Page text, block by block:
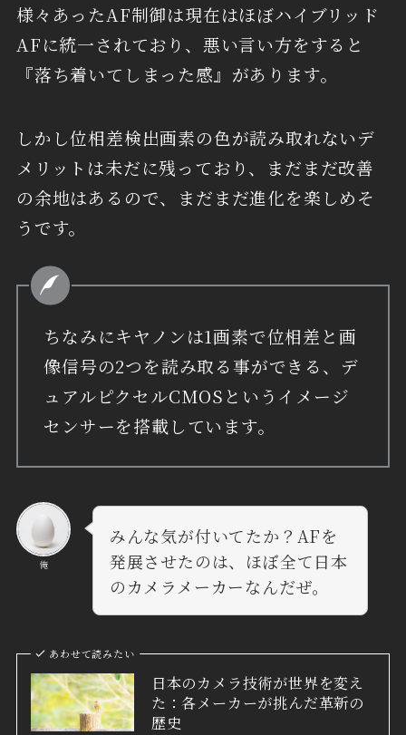
様々あったAF制御は現在はほぼハイブリッド
AFに統一されており、悪い言い方をすると
『落ち着いてしまった感』があります。
しかし位相差検出画素の色が読み取れないデ
メリットは未だに残っており、まだまだ改善
の余地はあるので、まだまだ進化を楽しめそ
うです。
ちなみにキヤノンは1画素で位相差と画
像信号の2つを読み取る事ができる、デ
ュアルピクセルCMOSというイメージ
センサーを搭載しています。
俺
みんな気が付いてたか？AFを
発展させたのは、ほぼ全て日本
のカメラメーカーなんだぜ。
あわせて読みたい
日本のカメラ技術が世界を変え
た：各メーカーが挑んだ革新の
歴史